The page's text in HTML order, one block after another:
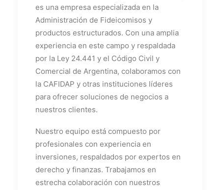
es una empresa especializada en la
Administración de Fideicomisos y
productos estructurados. Con una amplia
experiencia en este campo y respaldada
por la Ley 24.441 y el Código Civil y
Comercial de Argentina, colaboramos con
la CAFIDAP y otras instituciones líderes
para ofrecer soluciones de negocios a
nuestros clientes.
Nuestro equipo está compuesto por
profesionales con experiencia en
inversiones, respaldados por expertos en
derecho y finanzas. Trabajamos en
estrecha colaboración con nuestros